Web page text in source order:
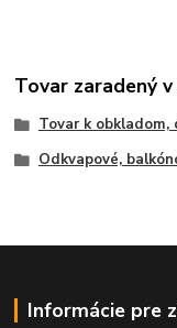
Tovar zaradený
Tovar k obkladom,
Odkvapové,
Informácie pre